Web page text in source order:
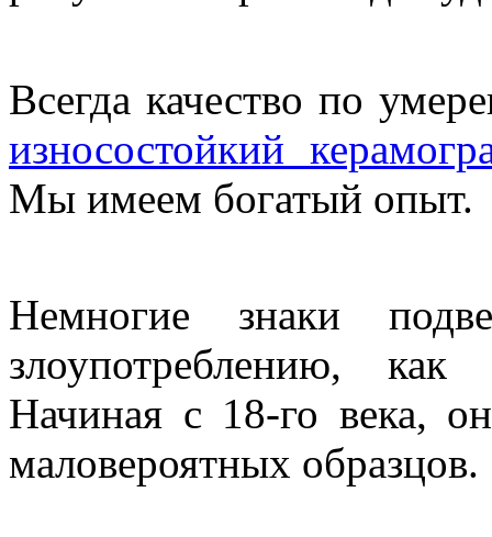
Всегда качество по
износостойкий
Мы имеем богатый опыт.
Немногие знаки
злоупотреблению,
Начиная с 18-го века,
маловероятных образцов.